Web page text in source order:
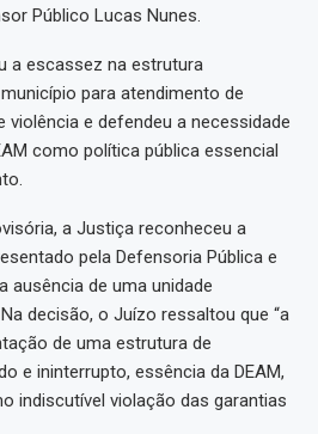
Público Lucas Nunes.
a escassez na estrutura
para atendimento de
violência e defendeu a necessidade
como política pública essencial
a Justiça reconheceu a
pela Defensoria Pública e
de uma unidade
decisão, o Juízo ressaltou que “a
de uma estrutura de
e ininterrupto, essência da DEAM,
indiscutível violação das garantias